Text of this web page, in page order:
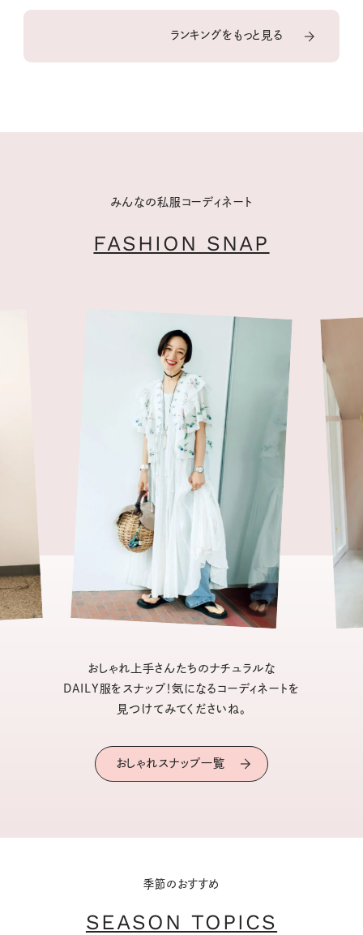
ランキングをもっと見る
みんなの私服コーディネート
FASHION SNAP
おしゃれ上手さんたちのナチュラルな
DAILY服をスナップ！気になるコーディネートを
見つけてみてくださいね。
おしゃれスナップ一覧
季節のおすすめ
SEASON TOPICS